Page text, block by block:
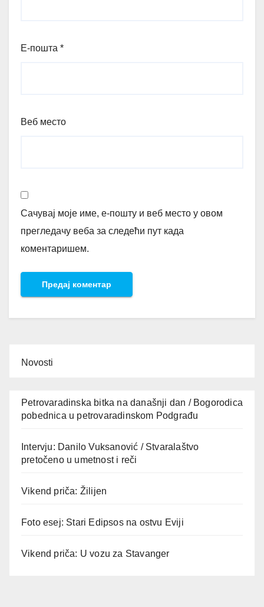
Е-пошта *
Веб место
Сачувај моје име, е-пошту и веб место у овом
прегледачу веба за следећи пут када
коментаришем.
Novosti
Petrovaradinska bitka na današnji dan / Bogorodica
pobednica u petrovaradinskom Podgrađu
Intervju: Danilo Vuksanović / Stvaralaštvo
pretočeno u umetnost i reči
Vikend priča: Žilijen
Foto esej: Stari Edipsos na ostvu Eviji
Vikend priča: U vozu za Stavanger